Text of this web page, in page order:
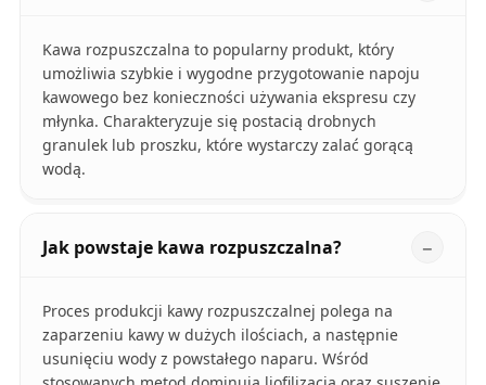
Kawa rozpuszczalna to popularny produkt, który
umożliwia szybkie i wygodne przygotowanie napoju
kawowego bez konieczności używania ekspresu czy
młynka. Charakteryzuje się postacią drobnych
granulek lub proszku, które wystarczy zalać gorącą
wodą.
Jak powstaje kawa rozpuszczalna?
Proces produkcji kawy rozpuszczalnej polega na
zaparzeniu kawy w dużych ilościach, a następnie
usunięciu wody z powstałego naparu. Wśród